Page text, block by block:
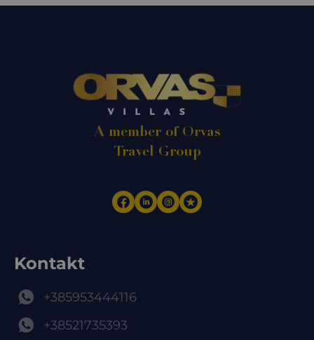
A member of Orvas
Travel Group
Kontakt
+385953444116
+38521735393